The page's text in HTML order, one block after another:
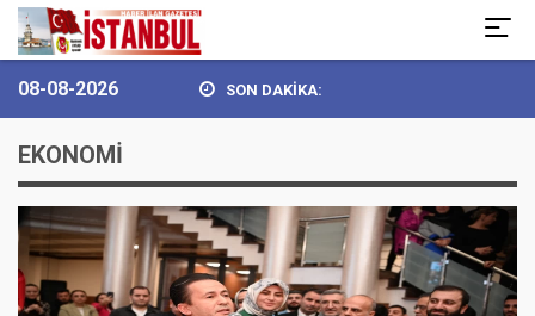
08-08-2026 SON DAKİKA:
YÜKSEL’DEN 30 AĞUSTOS ZAFER BAY...
EKONOMİ